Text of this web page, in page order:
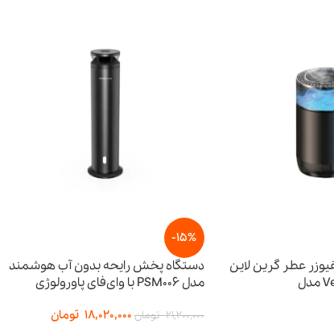
عطر گرین لاین
Veloura Fragrance مدل
-15%
دستگاه پخش رایحه بدون آب هوشمند
مدل PSM006 با وای‌فای پاورولوژی
21,200,000 تومان 18,020,000 تومان